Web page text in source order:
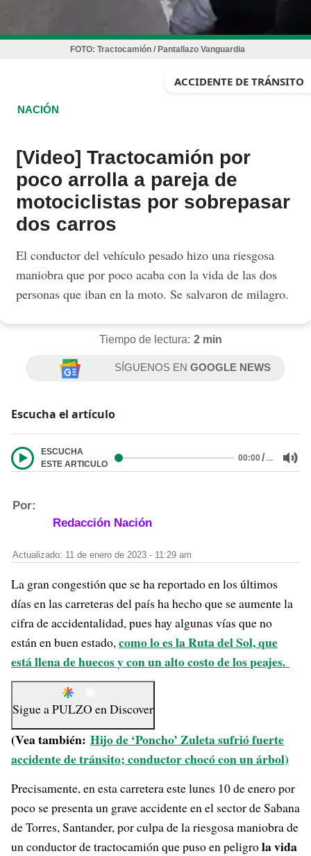
FOTO: Tractocamión / Pantallazo Vanguardia
ACCIDENTE DE TRÁNSITO
NACIÓN
[Video] Tractocamión por
poco arrolla a pareja de
motociclistas por sobrepasar
dos carros
El conductor del vehículo pesado hizo una riesgosa
maniobra que por poco acaba con la vida de las dos
personas que iban en la moto. Se salvaron de milagro.
Tiempo de lectura: 2 min
SÍGUENOS ENGOOGLE NEWS
Escucha el artículo
ESCUCHA
ESTE ARTICULO
00:00/…
Por:
Redacción Nación
Actualizado: 11 de enero de 2023 - 11:29 am
La gran congestión que se ha reportado en los últimos
días en las carreteras del país ha hecho que se aumente la
cifra de accidentalidad, pues hay algunas vías que no
están en buen estado,como lo es la Ruta del Sol, que
está llena de huecos y con un alto costo de los peajes.
Sigue aPULZO enDiscover
(Vea también: Hijo de ‘Poncho’ Zuleta sufrió fuerte
accidente de tránsito; conductor chocó con un árbol)
Precisamente, en esta carretera este lunes 10 de enero por
poco se presenta un grave accidente en el sector de Sabana
de Torres, Santander, por culpa de la riesgosa maniobra de
un conductor de tractocamión que puso en peligrola vida